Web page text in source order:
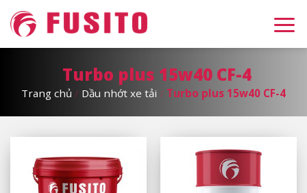
Skip
content
Turbo plus 15w40 CF-4
Trang chủ / Dầu nhớt xe tải / Turbo plus 15w40 CF-4